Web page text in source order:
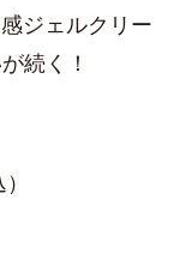
ジェルクリー
続く！